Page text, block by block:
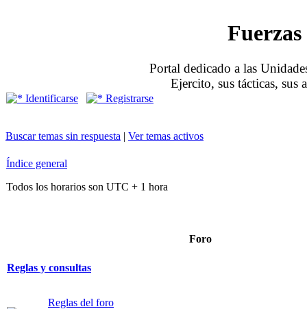
Portal dedicado a las
Ejercito, sus tácticas, sus
Identificarse Registrarse
Buscar temas sin respuesta | Ver temas activos
Índice general
Todos los horarios son UTC + 1 hora
Foro
Reglas y consultas
Reglas del foro